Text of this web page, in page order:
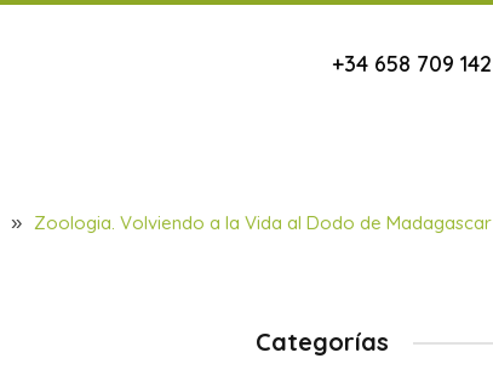
+34 658 709 142
» Zoologia. Volviendo a la Vida al Dodo de Madagascar
Categorías